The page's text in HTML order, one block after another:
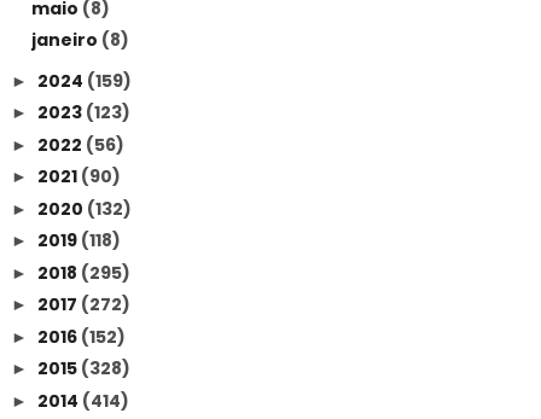
maio (8)
janeiro (8)
► 2024 (159)
► 2023 (123)
► 2022 (56)
► 2021 (90)
► 2020 (132)
► 2019 (118)
► 2018 (295)
► 2017 (272)
► 2016 (152)
► 2015 (328)
► 2014 (414)